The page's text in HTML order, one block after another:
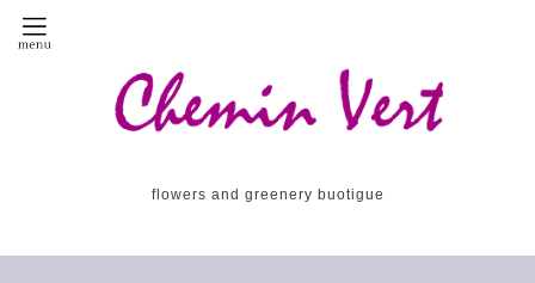
flowers and greenery buotigue